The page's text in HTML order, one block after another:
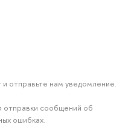
отправьте нам уведомление.
отправки сообщений об
ошибках.